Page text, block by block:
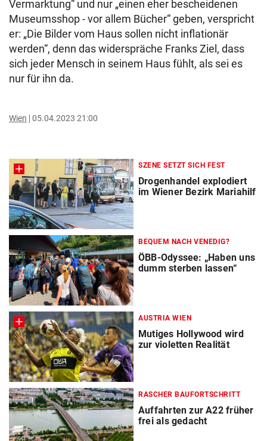
Vermarktung“ und nur „einen eher bescheidenen
Museumsshop - vor allem Bücher“ geben, verspricht
er: „Die Bilder vom Haus sollen nicht inflationär
werden“, denn das widerspräche Franks Ziel, dass
sich jeder Mensch in seinem Haus fühlt, als sei es
nur für ihn da.
Wien 05.04.2023 21:00
SZENE SETZT SICH FEST
Drogenhandel explodiert
im Wiener Bezirk Mariahilf
BEQUEM NACH VENEDIG?
ÖBB-Odyssee: „Haben uns
dumm sterben lassen“
AUSTRIA WIEN
Mutiges Hollywood wird
zur violetten Realität
RASCHER BAUFORTSCHRITT
Auffahrten zur A22 früher
frei als gedacht